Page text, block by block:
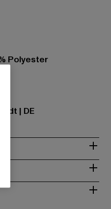
Polyester
| DE